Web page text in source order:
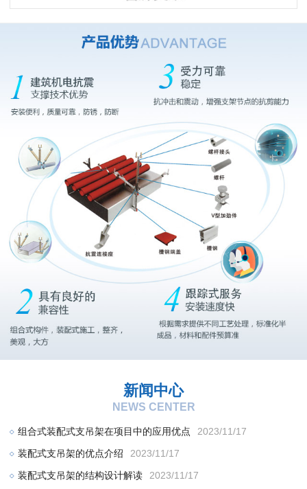
新闻中心
NEWS CENTER
组合式装配式支吊架在项目中的应用优点
2023/11/17
装配式支吊架的优点介绍
2023/11/17
装配式支吊架的结构设计解读
2023/11/17